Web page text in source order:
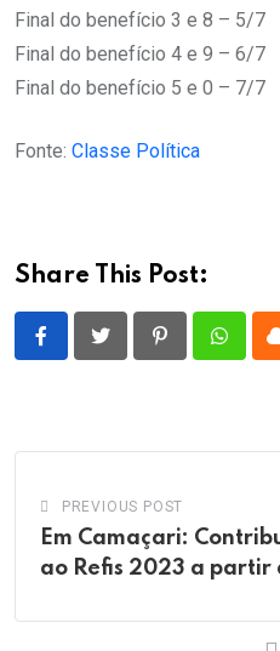
Final do benefício 3 e 8 – 5/7
Final do benefício 4 e 9 – 6/7
Final do benefício 5 e 0 – 7/7
Fonte: Classe Política
Share This Post:
Pinterest
PREVIOUS POST
Em Camaçari:
ao Refis 2023 a partir